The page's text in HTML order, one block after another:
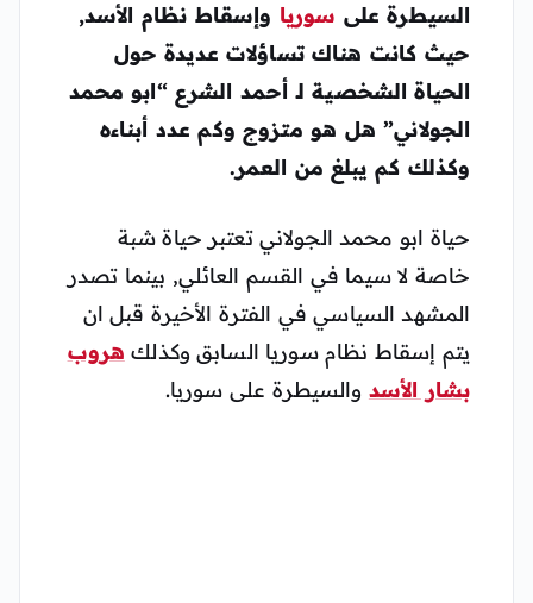
السيطرة على سوريا وإسقاط نظام الأسد,
حيث كانت هناك تساؤلات عديدة حول
الحياة الشخصية لـ أحمد الشرع “ابو محمد
الجولاني” هل هو متزوج وكم عدد أبناءه
وكذلك كم يبلغ من العمر.
حياة ابو محمد الجولاني تعتبر حياة شبة
خاصة لا سيما في القسم العائلي, بينما تصدر
المشهد السياسي في الفترة الأخيرة قبل ان
يتم إسقاط نظام سوريا السابق وكذلك هروب
بشار الأسد والسيطرة على سوريا.